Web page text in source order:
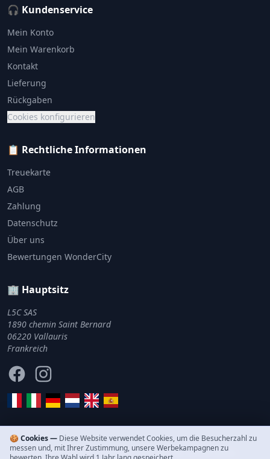
🎧 Kundenservice
Mein Konto
Mein Warenkorb
Kontakt
Lieferung
Rückgaben
Cookies konfigurieren
📋 Rechtliche Informationen
Treuekarte
AGB
Zahlung
Datenschutz
Über uns
Bewertungen WonderCity
🏢 Hauptsitz
L5C SAS
1890 chemin Saint Bernard
06220 Vallauris
Frankreich
FacebookInstagram
© 2011–2026 WonderCity. Alle Rechte vorbehalten.
🍪 Cookies — Diese Website verwendet Cookies, um die Besucherzahl zu
messen und, mit Ihrer Zustimmung, unsere Werbekampagnen zu